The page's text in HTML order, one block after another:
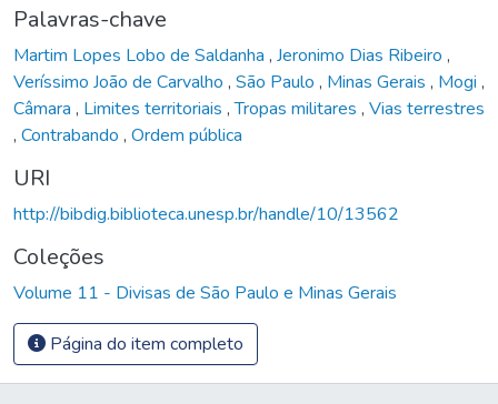
Palavras-chave
Martim Lopes Lobo de Saldanha , Jeronimo Dias Ribeiro ,
Veríssimo João de Carvalho , São Paulo , Minas Gerais , Mogi ,
Câmara , Limites territoriais ,Tropas militares , Vias terrestres
, Contrabando , Ordem pública
URI
http://bibdig.biblioteca.unesp.br/handle/10/13562
Coleções
Volume 11 - Divisas de São Paulo e Minas Gerais
Página do item completo